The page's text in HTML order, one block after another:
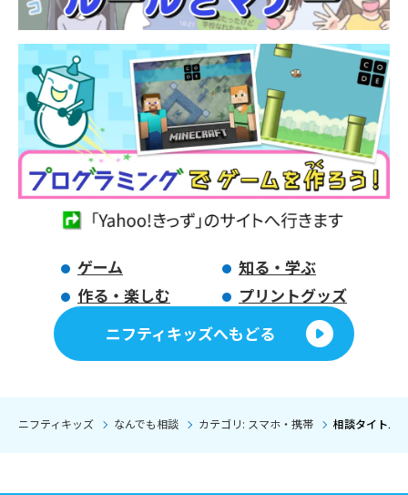
ゲーム
知る・学ぶ
作る・楽しむ
プリントグッズ
ニフティキッズへもどる
ニフティキッズ なんでも相談 カテゴリ: スマホ・携帯 相談タイトル: